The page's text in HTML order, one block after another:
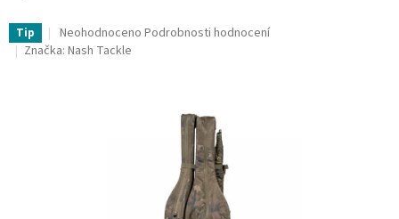
Tip
Průměrné
hodnocení
Neohodnoceno Podrobnosti hodnocení
Značka: Nash Tackle